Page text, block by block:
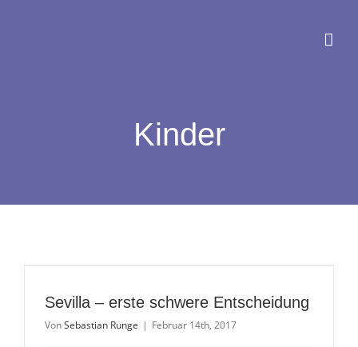
Kinder
Sevilla – erste schwere Entscheidung
VonSebastian Runge | Februar 14th, 2017